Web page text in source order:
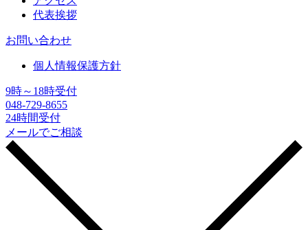
代表挨拶
お問い合わせ
個人情報保護方針
9時～18時受付
048-729-8655
24時間受付
メールでご相談